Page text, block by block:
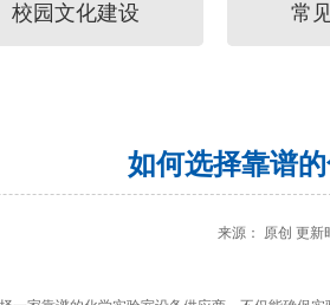
校园文化建设 常
如何选择靠谱
来源： 原创 更新